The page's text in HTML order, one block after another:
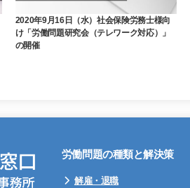
2020年9月16日（水）社会保険労務士様向
け「労働問題研究会（テレワーク対応）」
の開催
労働問題の種類と解決策
解雇・退職